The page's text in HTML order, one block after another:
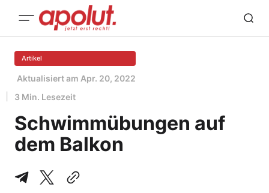
Artikel
Aktualisiert am Apr. 20, 2022
3 Min. Lesezeit
Schwimmübungen auf
dem Balkon